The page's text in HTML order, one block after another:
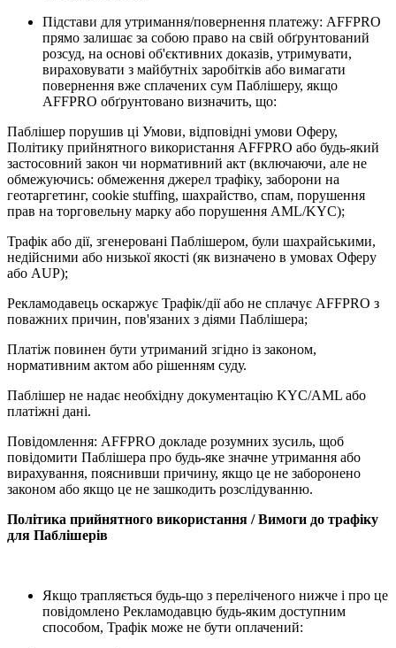
Підстави для утримання/повернення платежу: AFFPRO
прямо залишає за собою право на свій обґрунтований
розсуд, на основі об'єктивних доказів, утримувати,
вираховувати з майбутніх заробітків або вимагати
повернення вже сплачених сум Паблішеру, якщо
AFFPRO обґрунтовано визначить, що:
Паблішер порушив ці Умови, відповідні умови Оферу,
Політику прийнятного використання AFFPRO або будь-який
застосовний закон чи нормативний акт (включаючи, але не
обмежуючись: обмеження джерел трафіку, заборони на
геотаргетинг, cookie stuffing, шахрайство, спам, порушення
прав на торговельну марку або порушення AML/KYC);
Трафік або дії, згенеровані Паблішером, були шахрайськими,
недійсними або низької якості (як визначено в умовах Оферу
або AUP);
Рекламодавець оскаржує Трафік/дії або не сплачує AFFPRO з
поважних причин, пов'язаних з діями Паблішера;
Платіж повинен бути утриманий згідно із законом,
нормативним актом або рішенням суду.
Паблішер не надає необхідну документацію KYC/AML або
платіжні дані.
Повідомлення: AFFPRO докладе розумних зусиль, щоб
повідомити Паблішера про будь-яке значне утримання або
вирахування, пояснивши причину, якщо це не заборонено
законом або якщо це не зашкодить розслідуванню.
Політика прийнятного використання / Вимоги до трафіку
для Паблішерів
Якщо трапляється будь-що з переліченого нижче і про це
повідомлено Рекламодавцю будь-яким доступним
способом, Трафік може не бути оплачений: